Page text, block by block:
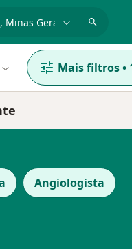
Mais filtros•
Angiologista